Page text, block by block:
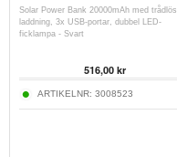
Solar Power Bank 20000mAh med trådlös
laddning, 3x USB-portar, dubbel LED-
ficklampa - Svart
516,00kr
ARTIKELNR: 3008523